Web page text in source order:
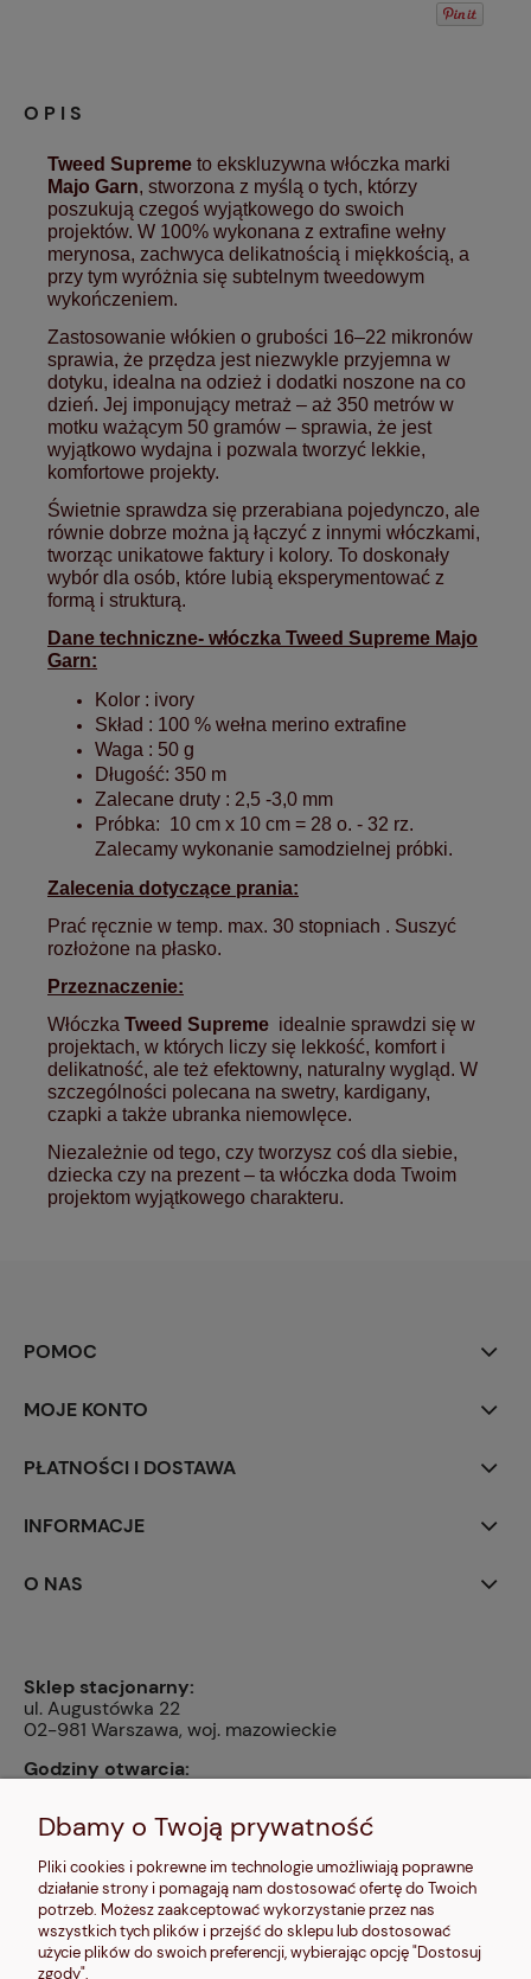
OPIS
Tweed Supreme to ekskluzywna włóczka marki
Majo Garn, stworzona z myślą o tych, którzy
poszukują czegoś wyjątkowego do swoich
projektów. W 100% wykonana z extrafine wełny
merynosa, zachwyca delikatnością i miękkością, a
przy tym wyróżnia się subtelnym tweedowym
wykończeniem.
Zastosowanie włókien o grubości 16–22 mikronów
sprawia, że przędza jest niezwykle przyjemna w
dotyku, idealna na odzież i dodatki noszone na co
dzień. Jej imponujący metraż – aż 350 metrów w
motku ważącym 50 gramów – sprawia, że jest
wyjątkowo wydajna i pozwala tworzyć lekkie,
komfortowe projekty.
Świetnie sprawdza się przerabiana pojedynczo, ale
równie dobrze można ją łączyć z innymi włóczkami,
tworząc unikatowe faktury i kolory. To doskonały
wybór dla osób, które lubią eksperymentować z
formą i strukturą.
Dane techniczne- włóczka Tweed Supreme Majo
Garn:
Kolor : ivory
Skład : 100 % wełna merino extrafine
Waga : 50 g
Długość: 350 m
Zalecane druty : 2,5 -3,0 mm
Próbka: 10 cm x 10 cm = 28 o. - 32 rz.
Zalecamy wykonanie samodzielnej próbki.
Zalecenia dotyczące prania:
Prać ręcznie w temp. max. 30 stopniach . Suszyć
rozłożone na płasko.
Przeznaczenie:
Włóczka Tweed Supreme idealnie sprawdzi się w
projektach, w których liczy się lekkość, komfort i
delikatność, ale też efektowny, naturalny wygląd. W
szczególności polecana na swetry, kardigany,
czapki a także ubranka niemowlęce.
Niezależnie od tego, czy tworzysz coś dla siebie,
dziecka czy na prezent – ta włóczka doda Twoim
projektom wyjątkowego charakteru.
POMOC
MOJE KONTO
PŁATNOŚCI I DOSTAWA
INFORMACJE
O NAS
Sklep stacjonarny:
ul. Augustówka 22
02-981 Warszawa, woj. mazowieckie
Godziny otwarcia:
13:00, nd: nieczynne
604 680 566,
kontakt@makalele.pl;makalele@poczta.fm
Adres rejestrowy:
ul. Bartycka 63A/32
Dbamy o Twoją prywatność
Pliki cookies i pokrewne im technologie umożliwiają poprawne
działanie strony i pomagają nam dostosować ofertę do Twoich
potrzeb. Możesz zaakceptować wykorzystanie przez nas
wszystkich tych plików i przejść do sklepu lub dostosować
użycie plików do swoich preferencji, wybierając opcję "Dostosuj
zgody".